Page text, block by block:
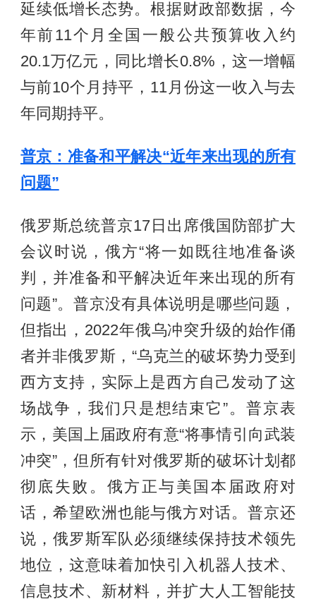
延续低增长态势。根据财政部数据，今
年前11个月全国一般公共预算收入约
20.1万亿元，同比增长0.8%，这一增幅
与前10个月持平，11月份这一收入与去
年同期持平。
普京：准备和平解决“近年来出现的所有
问题”
俄罗斯总统普京17日出席俄国防部扩大
会议时说，俄方“将一如既往地准备谈
判，并准备和平解决近年来出现的所有
问题”。普京没有具体说明是哪些问题，
但指出，2022年俄乌冲突升级的始作俑
者并非俄罗斯，“乌克兰的破坏势力受到
西方支持，实际上是西方自己发动了这
场战争，我们只是想结束它”。普京表
示，美国上届政府有意“将事情引向武装
冲突”，但所有针对俄罗斯的破坏计划都
彻底失败。俄方正与美国本届政府对
话，希望欧洲也能与俄方对话。普京还
说，俄罗斯军队必须继续保持技术领先
地位，这意味着加快引入机器人技术、
信息技术、新材料，并扩大人工智能技